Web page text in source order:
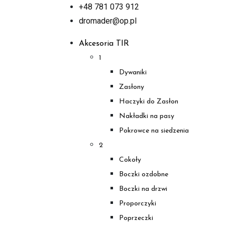
+48 781 073 912
dromader@op.pl
Akcesoria TIR
1
Dywaniki
Zasłony
Haczyki do Zasłon
Nakładki na pasy
Pokrowce na siedzenia
2
Cokoły
Boczki ozdobne
Boczki na drzwi
Proporczyki
Poprzeczki